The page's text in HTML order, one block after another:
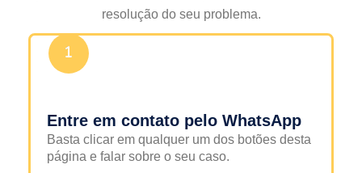
resolução do seu problema.
Entre em contato pelo WhatsApp
Basta clicar em qualquer um dos botões desta
página e falar sobre o seu caso.